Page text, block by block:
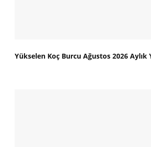
Yükselen Koç Burcu Ağustos 2026 Aylık